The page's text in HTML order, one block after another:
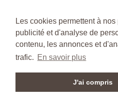
Les cookies permettent à
publicité et d'analyse de
contenu, les annonces et
trafic. En savoir plus
J'ai compris